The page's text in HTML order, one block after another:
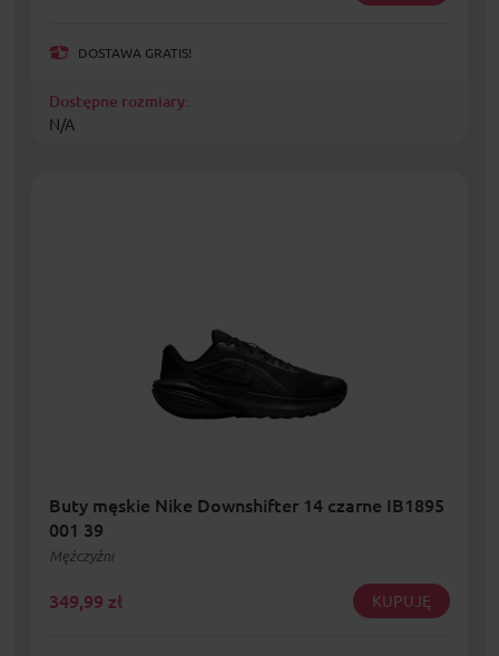
DOSTAWA GRATIS!
Dostępne rozmiary:
N/A
Buty męskie Nike Downshifter 14 czarne IB1895
001 39
Mężczyźni
349,99 zł KUPUJĘ